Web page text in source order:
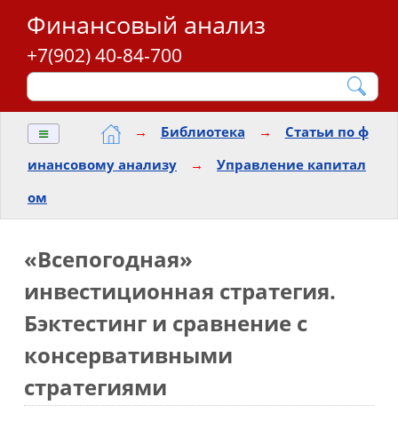
Финансовый анализ
+7(902) 40-84-700
≡ → Библиотека →
Статьи по ф
инансовому анализу
→
Управление капитал
ом
«Всепогодная»
инвестиционная стратегия.
Бэктестинг и сравнение с
консервативными
стратегиями